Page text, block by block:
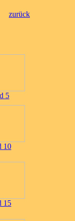
zurück
5
10
15